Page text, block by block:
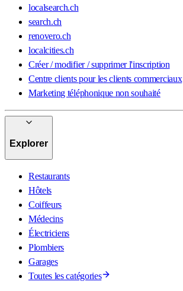
localsearch.ch
search.ch
renovero.ch
localcities.ch
Créer / modifier / supprimer l'inscription
Centre clients pour les clients commerciaux
Marketing téléphonique non souhaité
Explorer
Restaurants
Hôtels
Coiffeurs
Médecins
Électriciens
Plombiers
Garages
Toutes les catégories